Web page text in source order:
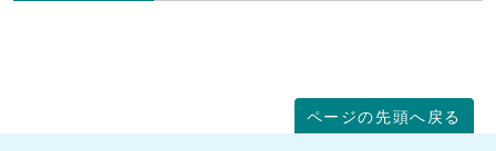
ページの先頭へ戻る